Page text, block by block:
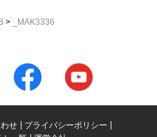
> _MAK3336
せ
プライバシーポリシー